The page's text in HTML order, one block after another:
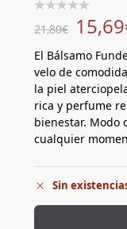
21,80€ 15,69
El Bálsamo
velo de
la piel
rica y perfume
bienestar. Modo
cualquier
Sin